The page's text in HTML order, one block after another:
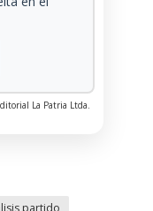
La Patria Ltda.
partido